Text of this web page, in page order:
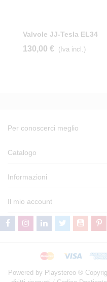
Valvole JJ-Tesla EL34
130,00 € (Iva incl.)
Per conoscerci meglio
Catalogo
Informazioni
Il mio account
Powered by Playstereo ®